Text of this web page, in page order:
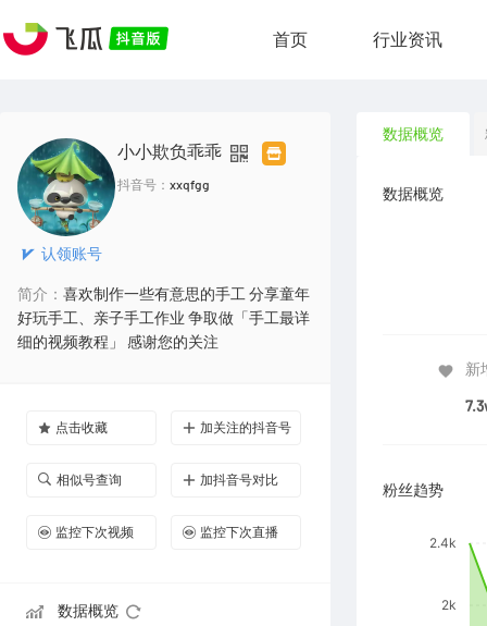
首页 行业资讯
认领账号
小小欺负乖乖
抖音号： xxqfgg
简介： 喜欢制作一些有意思的手工 分享童年
好玩手工、亲子手工作业 争取做「手工最详
细的视频教程」 感谢您的关注
点击收藏 加关注的抖音号
相似号查询 加抖音号对比
监控下次视频 监控下次直播
数据概览
数据概览
数据概览
新
粉丝趋势